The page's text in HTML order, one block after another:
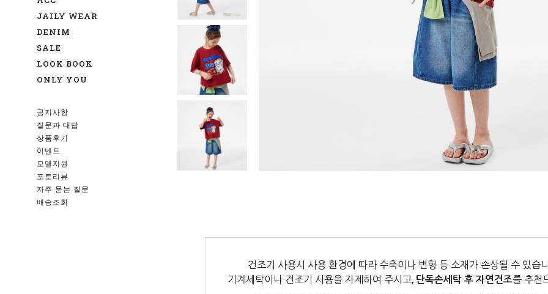
JAILY WEAR
DENIM
SALE
LOOK BOOK
ONLY YOU
공지사항
질문과 대답
상품후기
이벤트
모델지원
포토리뷰
자주 묻는 질문
배송조회
건조기 사용시 사용 환경에 따라 수축이나 변형 등 소재가 손상될 수 있습
기계세탁이나 건조기 사용을 자제하여 주시고, 단독손세탁 후 자연건조를 추천